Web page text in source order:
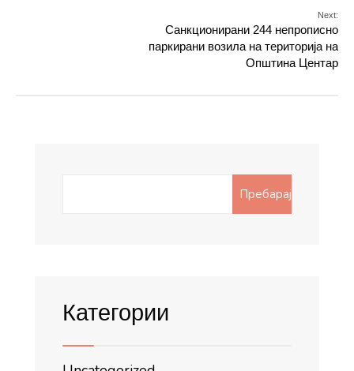
Next:
Санкционирани 244 непрописно
паркирани возила на територија на
Општина Центар
Пребарај
Категории